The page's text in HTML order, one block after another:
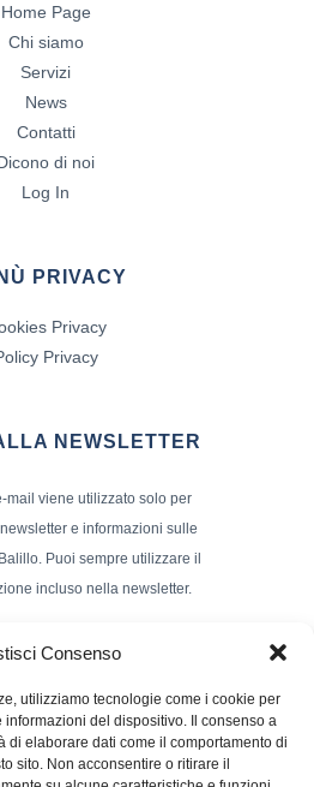
Consenso
utilizziamo tecnologie come i cookie per
del dispositivo. Il consenso a
di elaborare dati come il comportamento di
sito. Non acconsentire o ritirare il
Home Page
Chi siamo
Servizi
News
Contatti
di noi
Log In
PRIVACY
Privacy
Privacy
NEWSLETTER
mail viene utilizzato solo per
e informazioni sulle
Puoi sempre utilizzare il
incluso nella newsletter.
e Cognome